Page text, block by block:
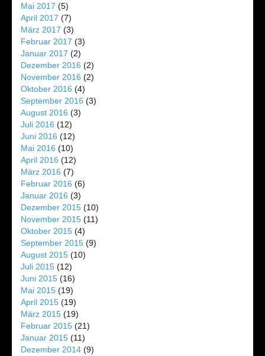
Mai 2017 (5)
April 2017 (7)
März 2017 (3)
Februar 2017 (3)
Januar 2017 (2)
Dezember 2016 (2)
November 2016 (2)
Oktober 2016 (4)
September 2016 (3)
August 2016 (3)
Juli 2016 (12)
Juni 2016 (12)
Mai 2016 (10)
April 2016 (12)
März 2016 (7)
Februar 2016 (6)
Januar 2016 (3)
Dezember 2015 (10)
November 2015 (11)
Oktober 2015 (4)
September 2015 (9)
August 2015 (10)
Juli 2015 (12)
Juni 2015 (16)
Mai 2015 (19)
April 2015 (19)
März 2015 (19)
Februar 2015 (21)
Januar 2015 (11)
Dezember 2014 (9)